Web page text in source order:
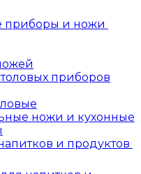
приборы и ножи
приборов
ножи и кухонные
и продуктов